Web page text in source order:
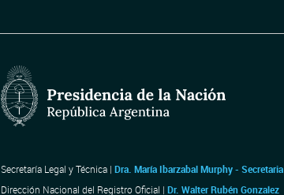
Secretaría Legal y Técnica | Dra. María Ibarzabal Murphy - Secretaria
Dirección Nacional del Registro Oficial | Dr. Walter Rubén Gonzalez